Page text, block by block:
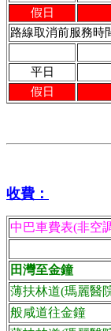
假日
路線取消前服務時
平日
假日
收費：
中巴車費表(非空
田灣至金鐘
薄扶林道(瑪麗醫
般咸道往金鐘